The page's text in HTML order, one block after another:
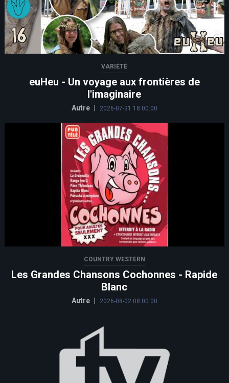
VARIÉTÉ
euHeu - Un voyage aux frontières de
l'imaginaire
Autre 2026-07-31 18:00:00
COUNTRY WESTERN
Les Grandes Chansons Cochonnes - Rapide
Blanc
Autre 2026-08-02 08:00:00